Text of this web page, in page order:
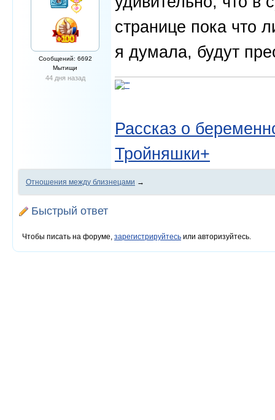
Сообщений: 6692
Мытищи
44 дня назад
странице пока что
я думала, будут
Рассказ о
Тройняшки+
Отношения между близнецами →
Быстрый ответ
Чтобы писать на форуме, зарегистрируйтесь или авторизуйтесь.